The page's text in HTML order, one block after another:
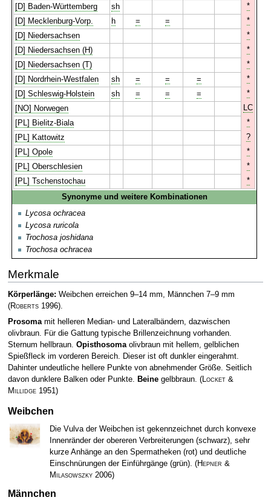
[D] Baden-Württemberg
sh
*
[D] Mecklenburg-Vorp.
h = =
*
[D] Niedersachsen
*
[D] Niedersachsen (H)
*
[D] Niedersachsen (T)
*
[D] Nordrhein-Westfalen
sh = = =
*
[D] Schleswig-Holstein
sh = = =
*
[NO] Norwegen
LC
[PL] Bielitz-Biala
*
[PL] Kattowitz
?
[PL] Opole
*
[PL] Oberschlesien
*
[PL] Tschenstochau
*
Synonyme und weitere Kombinationen
Lycosa ochracea
Lycosa ruricola
Trochosa joshidana
Trochosa ochracea
Merkmale
Körperlänge: Weibchen erreichen 9–14 mm, Männchen 7–9 mm
(Roberts1996).
Prosomamit helleren Median- und Lateralbändern, dazwischen
olivbraun. Für die Gattung typische Brillenzeichnung vorhanden.
Sternum hellbraun. Opisthosomaolivbraun mit hellem, gelblichen
Spießfleck im vorderen Bereich. Dieser ist oft dunkler eingerahmt.
Dahinter undeutliche hellere Punkte von abnehmender Größe. Seitlich
davon dunklere Balken oder Punkte.
Beinegelbbraun. (Locket &
Millidge1951)
Weibchen
Die Vulva der Weibchen ist gekennzeichnet durch konvexe
Innenränder der obereren Verbreiterungen (schwarz), sehr
kurze Anhänge an den Spermatheken (rot) und deutliche
Einschnürungen der Einführgänge (grün).(Hepner &
Milasowszky 2006)
Männchen